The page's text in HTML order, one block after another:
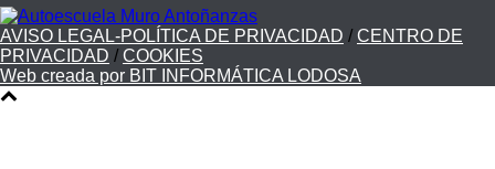
AVISO LEGAL-POLÍTICA DE PRIVACIDAD / CENTRO DE
PRIVACIDAD / COOKIES
Web creada por BIT INFORMÁTICA LODOSA